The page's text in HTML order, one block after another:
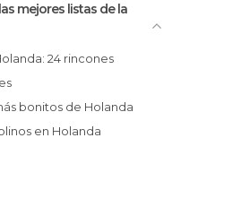
mejores listas de la
bonitos de Holanda
en Holanda